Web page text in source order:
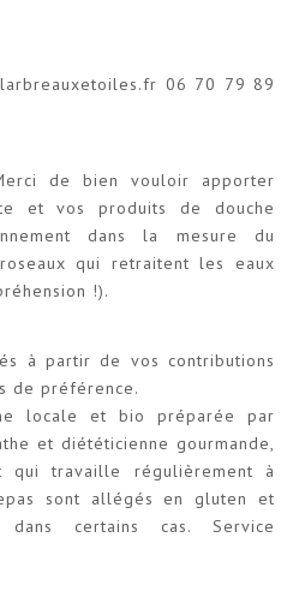
06 70 79 89
de bien vouloir apporter
et vos produits de douche
dans la mesure du
qui retraitent les eaux
!).
à partir de vos contributions
de préférence.
locale et bio préparée par
et diététicienne gourmande,
qui travaille régulièrement à
sont allégés en gluten et
certains cas. Service